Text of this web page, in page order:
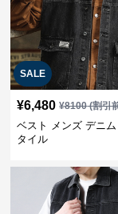
SALE
¥6,480 ¥8100(割引
ベスト メンズ デニ
タイル